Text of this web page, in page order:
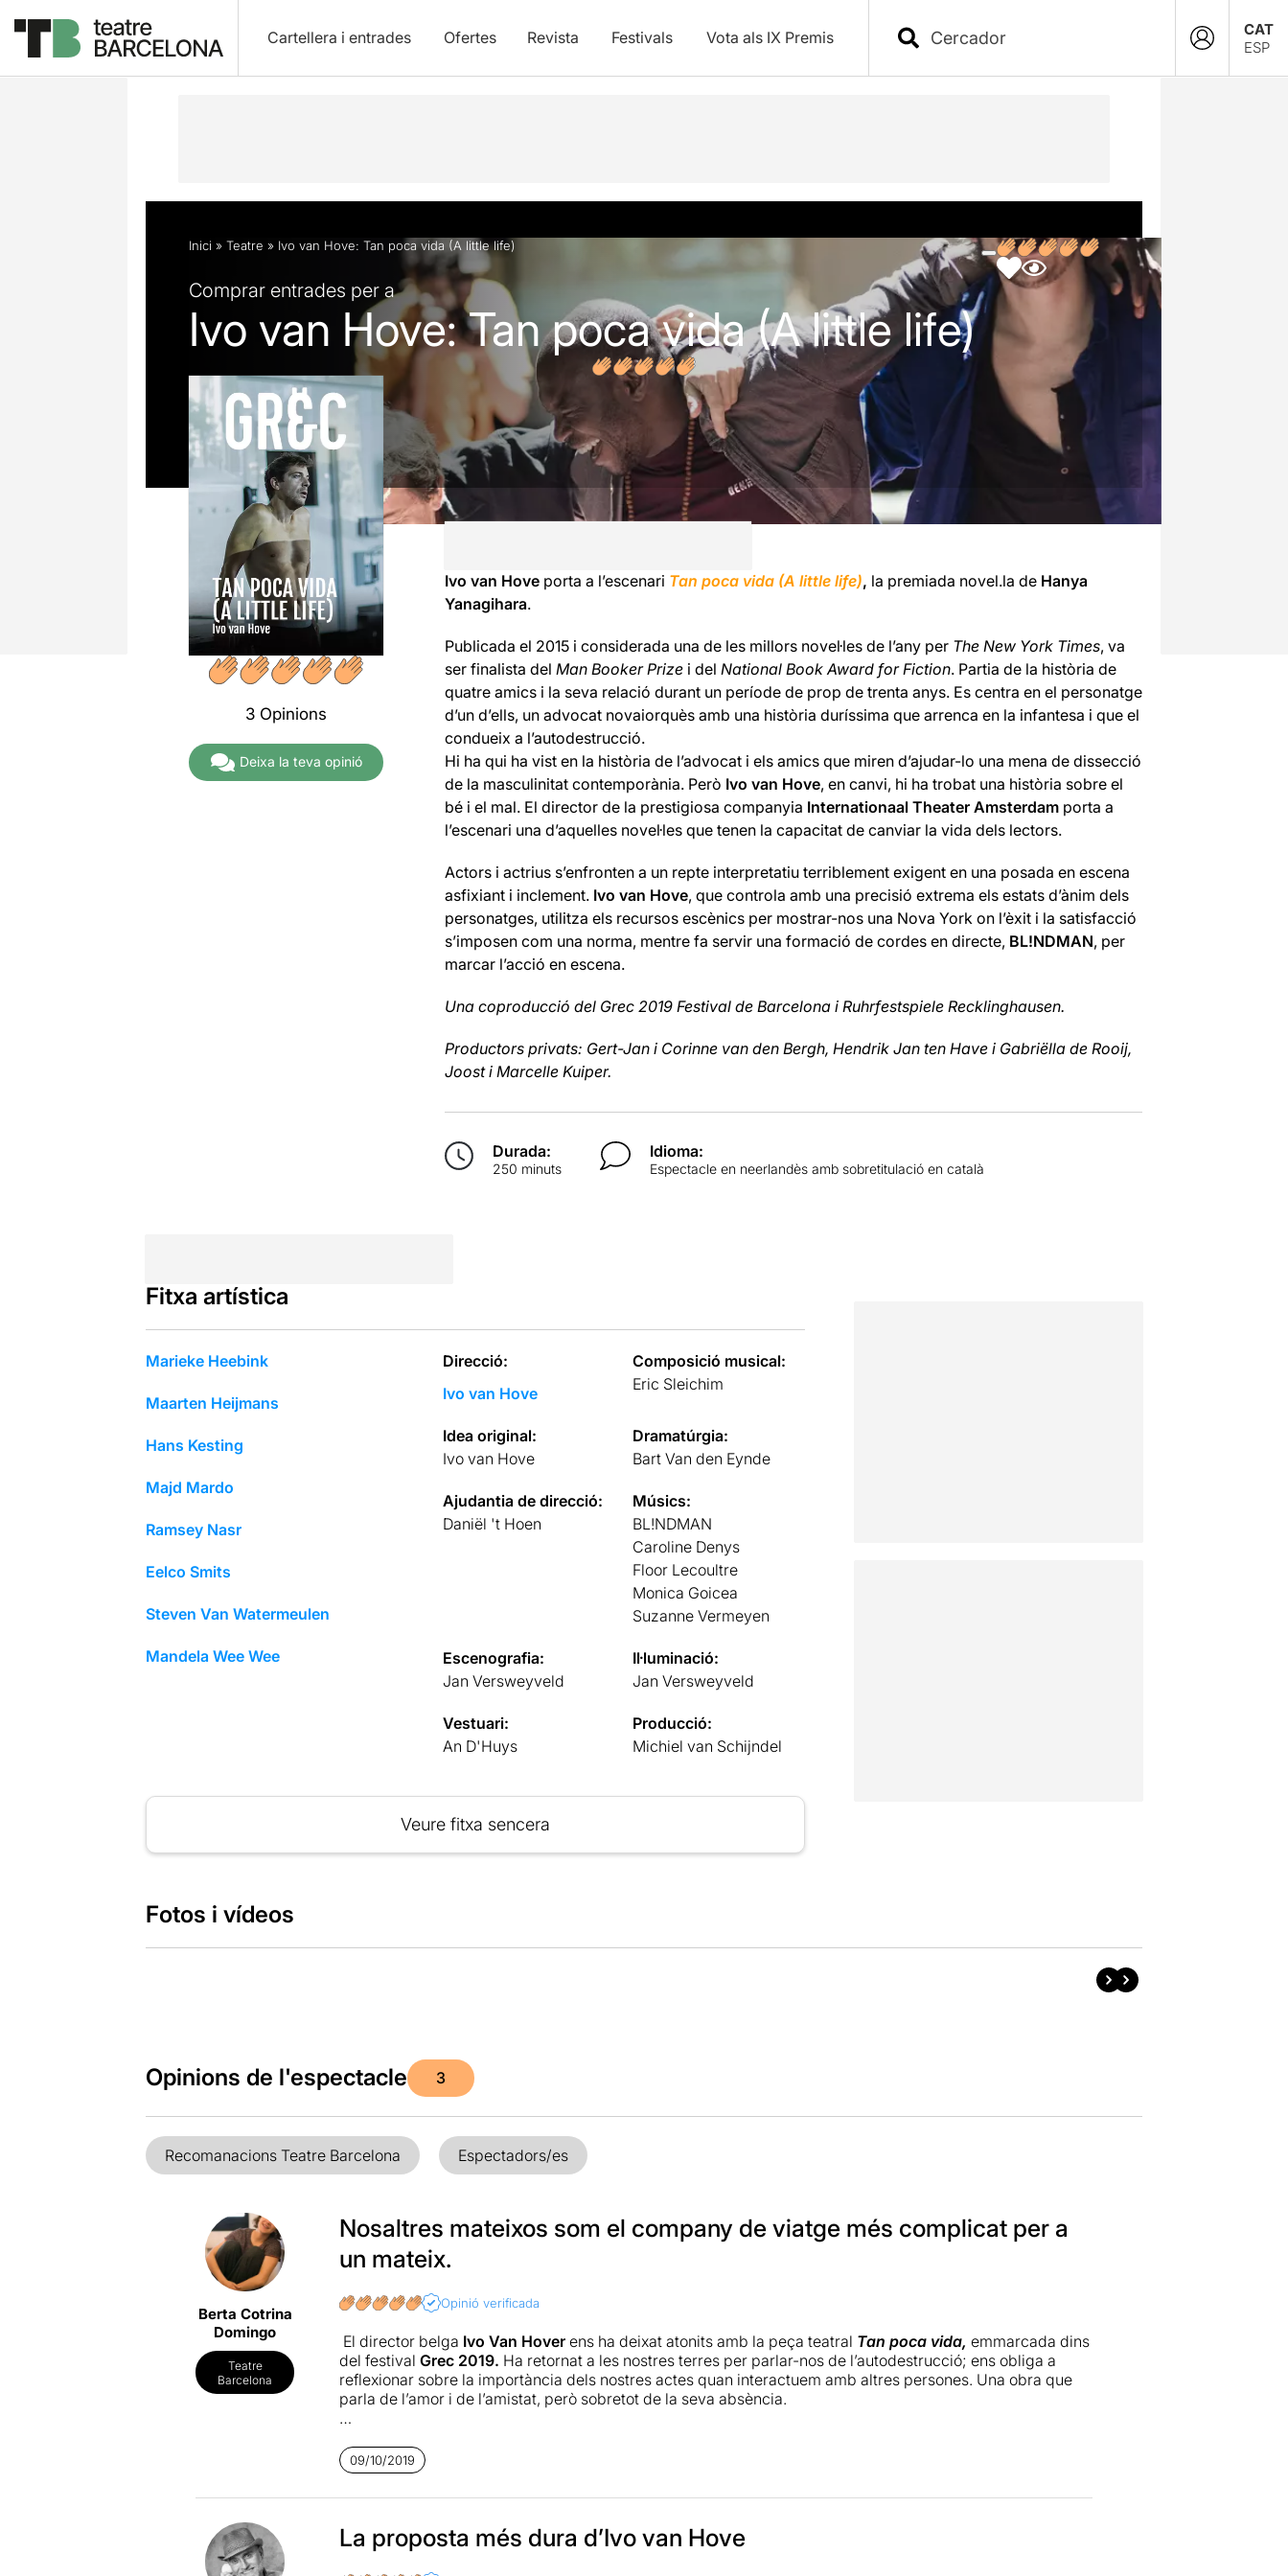
Cartellera i entrades Ofertes Revista Festivals Vota als IX Premis
CAT
ESP
Descripció Fitxa artística Fotos i vídeos Opinions Articles
Inici » Teatre » Ivo van Hove: Tan poca vida (A little life)
Comprar entrades per a
Ivo van Hove: Tan poca vida (A little life)
3 Opinions
Deixa la teva opinió
Ivo van Hoveporta a l’escenari Tan poca vida (A little life), la premiada novel.la de Hanya
Yanagihara.
Publicada el 2015 i considerada una de les millors novel·les de l’any per The New York Times, va
ser finalista del Man Booker Prizei del National Book Award for Fiction. Partia de la història de
quatre amics i la seva relació durant un període de prop de trenta anys. Es centra en el personatge
d’un d’ells, un advocat novaiorquès amb una història duríssima que arrenca en la infantesa i que el
condueix a l’autodestrucció.
Hi ha qui ha vist en la història de l’advocat i els amics que miren d’ajudar-lo una mena de dissecció
de la masculinitat contemporània. Però Ivo van Hove, en canvi, hi ha trobat una història sobre el
bé i el mal. El director de la prestigiosa companyia Internationaal Theater Amsterdamporta a
l’escenari una d’aquelles novel·les que tenen la capacitat de canviar la vida dels lectors.
Actors i actrius s’enfronten a un repte interpretatiu terriblement exigent en una posada en escena
asfixiant i inclement.Ivo van Hove, que controla amb una precisió extrema els estats d’ànim dels
personatges, utilitza els recursos escènics per mostrar-nos una Nova York on l’èxit i la satisfacció
s’imposen com una norma, mentre fa servir una formació de cordes en directe, BL!NDMAN, per
marcar l’acció en escena.
Una coproducció del Grec 2019 Festival de Barcelona i Ruhrfestspiele Recklinghausen.
Productors privats: Gert-Jan i Corinne van den Bergh, Hendrik Jan ten Have i Gabriëlla de Rooij,
Joost i Marcelle Kuiper.
Durada:
250 minuts
Idioma:
Espectacle en neerlandès amb sobretitulació en català
Fitxa artística
Marieke Heebink
Maarten Heijmans
Hans Kesting
Majd Mardo
Ramsey Nasr
Eelco Smits
Steven Van Watermeulen
Mandela Wee Wee
Direcció:
Ivo van Hove
Composició musical:
Eric Sleichim
Idea original:
Ivo van Hove
Dramatúrgia:
Bart Van den Eynde
Ajudantia de direcció:
Daniël 't Hoen
Músics:
BL!NDMAN
Caroline Denys
Floor Lecoultre
Monica Goicea
Suzanne Vermeyen
Escenografia:
Jan Versweyveld
Il·luminació:
Jan Versweyveld
Vestuari:
An D'Huys
Producció:
Michiel van Schijndel
Veure fitxa sencera
Fotos i vídeos
Opinions de l'espectacle 3
Recomanacions Teatre Barcelona Espectadors/es
Berta Cotrina
Domingo
Teatre
Barcelona
Nosaltres mateixos som el company de viatge més complicat per a
un mateix.
Opinió verificada
El director belga Ivo Van Hover ens ha deixat atonits amb la peça teatral Tan poca vida, emmarcada dins
del festival Grec 2019. Ha retornat a les nostres terres per parlar-nos de l’autodestrucció; ens obliga a
reflexionar sobre la importància dels nostres actes quan interactuem amb altres persones. Una obra que
parla de l’amor i de l’amistat, però sobretot de la seva absència.
coneixeu, no patiu, millor i tot, perquè l’impacte encara serà més gran. Mil pàgines transformades a quatre
hores de teatre, que igual que el llibre passen volant. Tanmateix si coneixeu el llibre, és molt interessant
com és plantejat al teatre, i en quines coses posa més incisió el director.
Una història que recorre tres dècades d’amistat entre quatre amics. Tot i això, no ens trobem amb una obra
coral, sinó que Van Hover se centra amb el personatge Jude
seus amics, però que mai contesta a les preguntes del seu passat, té por que un cop el descobreixin no
09/10/2019
La proposta més dura d’Ivo van Hove